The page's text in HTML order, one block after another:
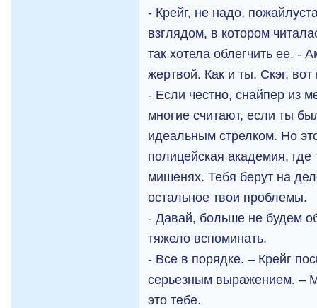
- Крейг, не надо,
взглядом, в котором
так хотела облегчить ее. -
жертвой. Как и ты. Скэг,
- Если честно, снайпер из
многие считают, если ты
идеальным стрелком. Но
полицейская академия,
мишенях. Тебя берут на
остальное твои проблемы.
- Давай, больше не будем
тяжело вспоминать.
- Все в порядке. – Крейг
серьезным выражением. –
это тебе.